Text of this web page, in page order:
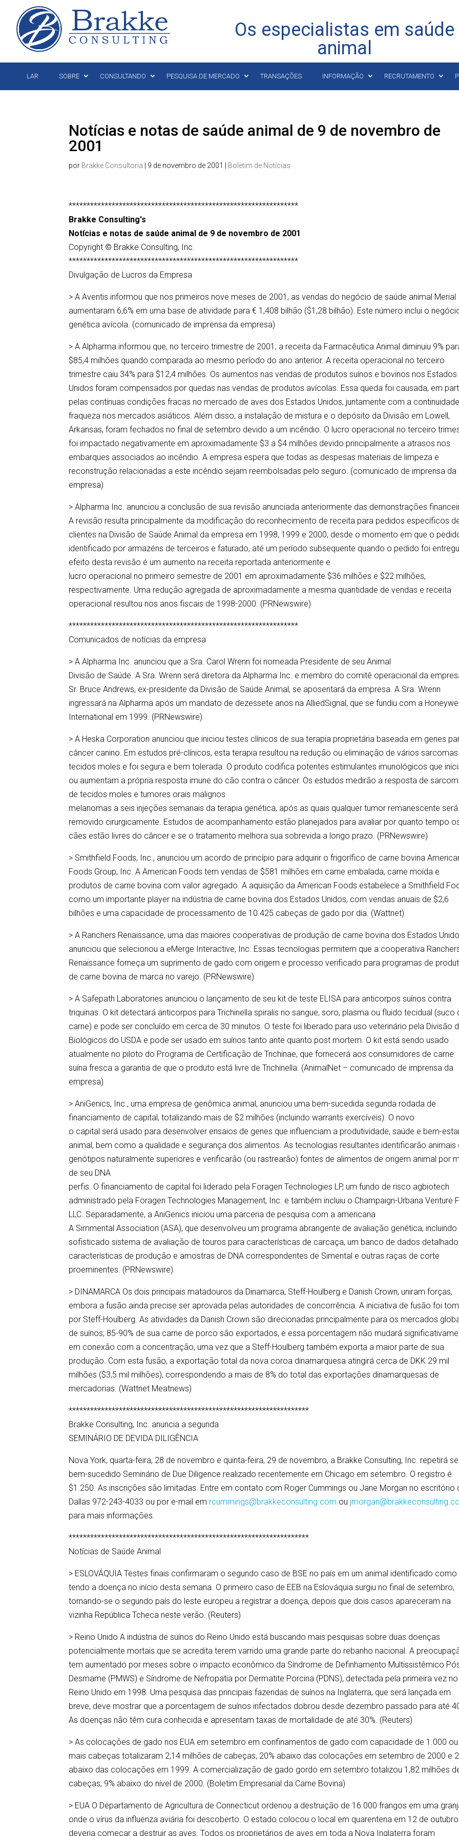
Os especialistas em saúde
animal
LAR SOBRE CONSULTANDO PESQUISA DE MERCADO TRANSAÇÕES INFORMAÇÃO RECRUTAMENTO
Notícias e notas de saúde animal de 9 de novembro de
2001
por Brakke Consultoria 9 de novembro de 2001 Boletim de Notícias
****************************************************************
Brakke Consulting's
Notícias e notas de saúde animal de 9 de novembro de 2001
Copyright © Brakke Consulting, Inc.
****************************************************************
Divulgação de Lucros da Empresa
> A Aventis informou que nos primeiros nove meses de 2001, as vendas do negócio de saúde animal Merial
aumentaram 6,6% em uma base de atividade para € 1,408 bilhão ($1,28 bilhão). Este número inclui o
genética avícola. (comunicado de imprensa da empresa)
> A Alpharma informou que, no terceiro trimestre de 2001, a receita da Farmacêutica Animal diminuiu 9%
$85,4 milhões quando comparada ao mesmo período do ano anterior. A receita operacional no terceiro
trimestre caiu 34% para $12,4 milhões. Os aumentos nas vendas de produtos suínos e bovinos nos Estados
Unidos foram compensados por quedas nas vendas de produtos avícolas. Essa queda foi causada, em
pelas contínuas condições fracas no mercado de aves dos Estados Unidos, juntamente com a
fraqueza nos mercados asiáticos. Além disso, a instalação de mistura e o depósito da Divisão em Lowell,
Arkansas, foram fechados no final de setembro devido a um incêndio. O lucro operacional no terceiro
foi impactado negativamente em aproximadamente $3 a $4 milhões devido principalmente a atrasos nos
embarques associados ao incêndio. A empresa espera que todas as despesas materiais de limpeza e
reconstrução relacionadas a este incêndio sejam reembolsadas pelo seguro. (comunicado de imprensa da
empresa)
> Alpharma Inc. anunciou a conclusão de sua revisão anunciada anteriormente das demonstrações
A revisão resulta principalmente da modificação do reconhecimento de receita para pedidos específicos
clientes na Divisão de Saúde Animal da empresa em 1998, 1999 e 2000, desde o momento em que o
identificado por armazéns de terceiros e faturado, até um período subsequente quando o pedido foi
efeito desta revisão é um aumento na receita reportada anteriormente e
lucro operacional no primeiro semestre de 2001 em aproximadamente $36 milhões e $22 milhões,
respectivamente. Uma redução agregada de aproximadamente a mesma quantidade de vendas e receita
operacional resultou nos anos fiscais de 1998-2000. (PRNewswire)
****************************************************************
Comunicados de notícias da empresa
> A Alpharma Inc. anunciou que a Sra. Carol Wrenn foi nomeada Presidente de seu Animal
Divisão de Saúde. A Sra. Wrenn será diretora da Alpharma Inc. e membro do comitê operacional da
Sr. Bruce Andrews, ex-presidente da Divisão de Saúde Animal, se aposentará da empresa. A Sra. Wrenn
ingressará na Alpharma após um mandato de dezessete anos na AlliedSignal, que se fundiu com a
International em 1999. (PRNewswire)
> A Heska Corporation anunciou que iniciou testes clínicos de sua terapia proprietária baseada em genes
câncer canino. Em estudos pré-clínicos, esta terapia resultou na redução ou eliminação de vários
tecidos moles e foi segura e bem tolerada. O produto codifica potentes estimulantes imunológicos que
ou aumentam a própria resposta imune do cão contra o câncer. Os estudos medirão a resposta de
de tecidos moles e tumores orais malignos
melanomas a seis injeções semanais da terapia genética, após as quais qualquer tumor remanescente será
removido cirurgicamente. Estudos de acompanhamento estão planejados para avaliar por quanto tempo
cães estão livres do câncer e se o tratamento melhora sua sobrevida a longo prazo. (PRNewswire)
> Smithfield Foods, Inc., anunciou um acordo de princípio para adquirir o frigorífico de carne bovina
Foods Group, Inc. A American Foods tem vendas de $581 milhões em carne embalada, carne moída e
produtos de carne bovina com valor agregado. A aquisição da American Foods estabelece a Smithfield
como um importante player na indústria de carne bovina dos Estados Unidos, com vendas anuais de $2,6
bilhões e uma capacidade de processamento de 10.425 cabeças de gado por dia. (Wattnet)
> A Ranchers Renaissance, uma das maiores cooperativas de produção de carne bovina dos Estados
anunciou que selecionou a eMerge Interactive, Inc. Essas tecnologias permitem que a cooperativa
Renaissance forneça um suprimento de gado com origem e processo verificado para programas de
de carne bovina de marca no varejo. (PRNewswire)
> A Safepath Laboratories anunciou o lançamento de seu kit de teste ELISA para anticorpos suínos contra
triquinas. O kit detectará anticorpos para Trichinella spiralis no sangue, soro, plasma ou fluido tecidual (suco
carne) e pode ser concluído em cerca de 30 minutos. O teste foi liberado para uso veterinário pela Divisão
Biológicos do USDA e pode ser usado em suínos tanto ante quanto post mortem. O kit está sendo usado
atualmente no piloto do Programa de Certificação de Trichinae, que fornecerá aos consumidores de carne
suína fresca a garantia de que o produto está livre de Trichinella. (AnimalNet – comunicado de imprensa da
empresa)
> AniGenics, Inc., uma empresa de genômica animal, anunciou uma bem-sucedida segunda rodada de
financiamento de capital, totalizando mais de $2 milhões (incluindo warrants exercíveis). O novo
o capital será usado para desenvolver ensaios de genes que influenciam a produtividade, saúde e bem-
animal, bem como a qualidade e segurança dos alimentos. As tecnologias resultantes identificarão animais
genótipos naturalmente superiores e verificarão (ou rastrearão) fontes de alimentos de origem animal por
de seu DNA
perfis. O financiamento de capital foi liderado pela Foragen Technologies LP, um fundo de risco agbiotech
administrado pela Foragen Technologies Management, Inc. e também incluiu o Champaign-Urbana Venture
LLC. Separadamente, a AniGenics iniciou uma parceria de pesquisa com a americana
A Simmental Association (ASA), que desenvolveu um programa abrangente de avaliação genética, incluindo
sofisticado sistema de avaliação de touros para características de carcaça, um banco de dados
características de produção e amostras de DNA correspondentes de Simental e outras raças de corte
proeminentes. (PRNewswire)
> DINAMARCA Os dois principais matadouros da Dinamarca, Steff-Houlberg e Danish Crown, uniram forças,
embora a fusão ainda precise ser aprovada pelas autoridades de concorrência. A iniciativa de fusão foi
por Steff-Houlberg. As atividades da Danish Crown são direcionadas principalmente para os mercados
de suínos; 85-90% de sua carne de porco são exportados, e essa porcentagem não mudará
em conexão com a concentração, uma vez que a Steff-Houlberg também exporta a maior parte de sua
produção. Com esta fusão, a exportação total da nova coroa dinamarquesa atingirá cerca de DKK 29 mil
milhões ($3,5 mil milhões), correspondendo a mais de 8% do total das exportações dinamarquesas de
mercadorias. (Wattnet Meatnews)
*******************************************************************
Brakke Consulting, Inc. anuncia a segunda
SEMINÁRIO DE DEVIDA DILIGÊNCIA
Nova York, quarta-feira, 28 de novembro e quinta-feira, 29 de novembro, a Brakke Consulting, Inc. repetirá
bem-sucedido Seminário de Due Diligence realizado recentemente em Chicago em setembro. O registro é
$1.250. As inscrições são limitadas. Entre em contato com Roger Cummings ou Jane Morgan no escritório
Dallas 972-243-4033 ou por e-mail em rcummings@brakkeconsulting.com ou
para mais informações.
*******************************************************************
Notícias de Saúde Animal
> ESLOVÁQUIA Testes finais confirmaram o segundo caso de BSE no país em um animal identificado como
tendo a doença no início desta semana. O primeiro caso de EEB na Eslováquia surgiu no final de setembro,
tornando-se o segundo país do leste europeu a registrar a doença, depois que dois casos apareceram na
vizinha República Tcheca neste verão. (Reuters)
> Reino Unido A indústria de suínos do Reino Unido está buscando mais pesquisas sobre duas doenças
potencialmente mortais que se acredita terem varrido uma grande parte do rebanho nacional. A
tem aumentado por meses sobre o impacto econômico da Síndrome de Definhamento Multissistêmico
Desmame (PMWS) e Síndrome de Nefropatia por Dermatite Porcina (PDNS), detectada pela primeira vez no
Reino Unido em 1998. Uma pesquisa das principais fazendas de suínos na Inglaterra, que será lançada em
breve, deve mostrar que a porcentagem de suínos infectados dobrou desde dezembro passado para até
As doenças não têm cura conhecida e apresentam taxas de mortalidade de até 30%. (Reuters)
> As colocações de gado nos EUA em setembro em confinamentos de gado com capacidade de 1.000 ou
mais cabeças totalizaram 2,14 milhões de cabeças, 20% abaixo das colocações em setembro de 2000 e
abaixo das colocações em 1999. A comercialização de gado gordo em setembro totalizou 1,82 milhões
cabeças, 9% abaixo do nível de 2000. (Boletim Empresarial da Carne Bovina)
> EUA O Departamento de Agricultura de Connecticut ordenou a destruição de 16.000 frangos em uma
onde o vírus da influenza aviária foi descoberto. O estado colocou o local em quarentena em 12 de
deveria começar a destruir as aves. Todos os proprietários de aves em toda a Nova Inglaterra foram